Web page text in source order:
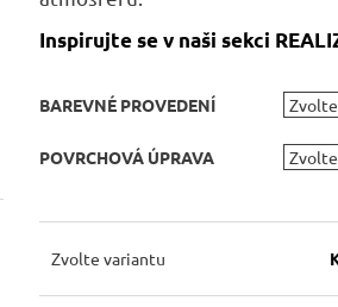
Inspirujte se v naši sekci
BAREVNÉ PROVEDENÍ
POVRCHOVÁ ÚPRAVA
Zvolte variantu
BAX25 S ÚLOŽNÝM